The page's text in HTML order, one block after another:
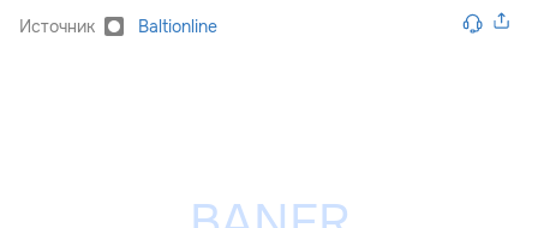
Источник Baltionline